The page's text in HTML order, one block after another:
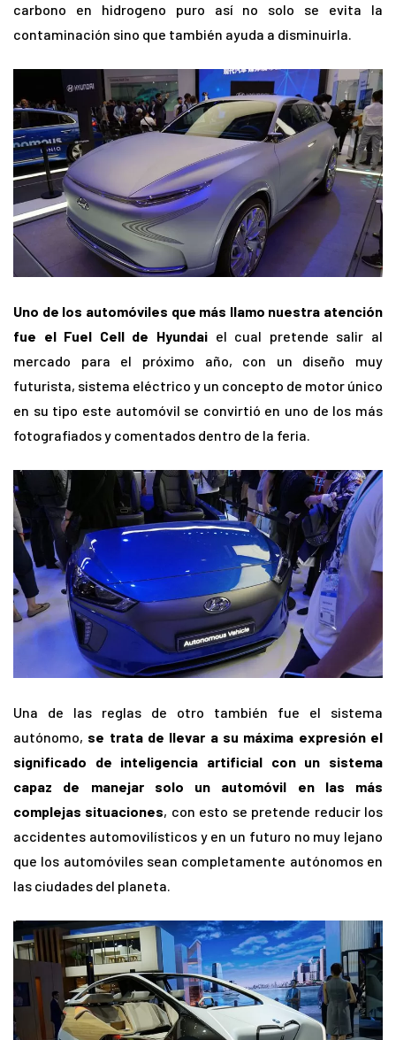
carbono en hidrogeno puro así no solo se evita la
contaminación sino que también ayuda a disminuirla.
Uno de los automóviles que más llamo nuestra atención
fue el Fuel Cell de Hyundai el cual pretende salir al
mercado para el próximo año, con un diseño muy
futurista, sistema eléctrico y un concepto de motor único
en su tipo este automóvil se convirtió en uno de los más
fotografiados y comentados dentro de la feria.
Una de las reglas de otro también fue el sistema
autónomo, se trata de llevar a su máxima expresión el
significado de inteligencia artificial con un sistema
capaz de manejar solo un automóvil en las más
complejas situaciones, con esto se pretende reducir los
accidentes automovilísticos y en un futuro no muy lejano
que los automóviles sean completamente autónomos en
las ciudades del planeta.